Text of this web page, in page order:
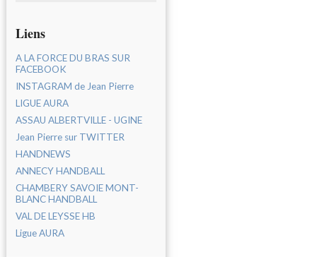
Liens
A LA FORCE DU BRAS SUR
FACEBOOK
INSTAGRAM de Jean Pierre
LIGUE AURA
ASSAU ALBERTVILLE - UGINE
Jean Pierre sur TWITTER
HANDNEWS
ANNECY HANDBALL
CHAMBERY SAVOIE MONT-
BLANC HANDBALL
VAL DE LEYSSE HB
Ligue AURA